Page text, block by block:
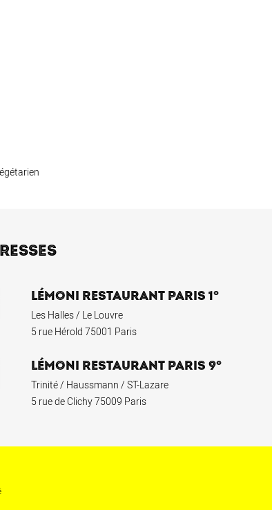
LÉMONI RESTAURANT PARIS 1°
Les Halles / Le Louvre
5 rue Hérold 75001 Paris
LÉMONI RESTAURANT PARIS 9°
Trinité / Haussmann / ST-Lazare
5 rue de Clichy 75009 Paris